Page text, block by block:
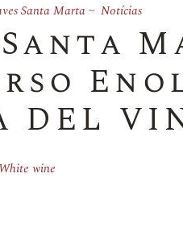
Santa Marta Notícias
Santa
DEL
White wine